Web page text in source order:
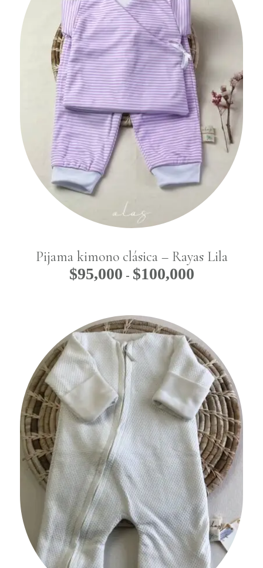
en el carrito.
Go To Shop
Pijama kimono clásica – Rayas Lila
$95,000 - $100,000Rango
hasta
$100,000